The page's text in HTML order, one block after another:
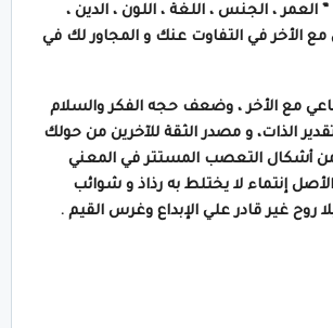
، الجنس ، اللغة ، اللون ، الدين ،
مع الأخر في التفاوت عنك و المجاور لك في
مع الأخر ، وضعف حجه الفكر والسلام
الذات، و مصدر الثقة للآخرين من حولك
من أشكال التعصب المستتر في المعني
إنتماء لا يختلط به رذاذ و شوائب
روح غير قادر علي الإبداع وغرس القيم .